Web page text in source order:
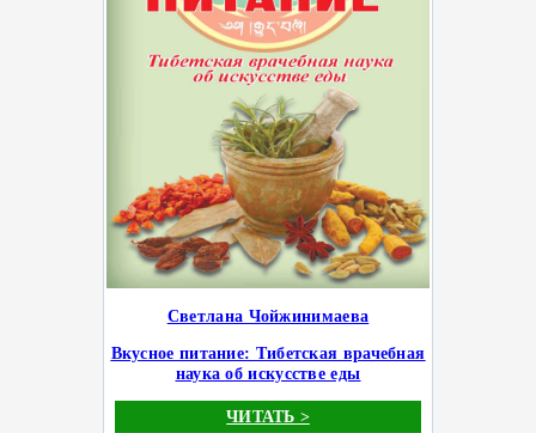
Светлана Чойжинимаева
Вкусное питание: Тибетская врачебная
наука об искусстве еды
ЧИТАТЬ >